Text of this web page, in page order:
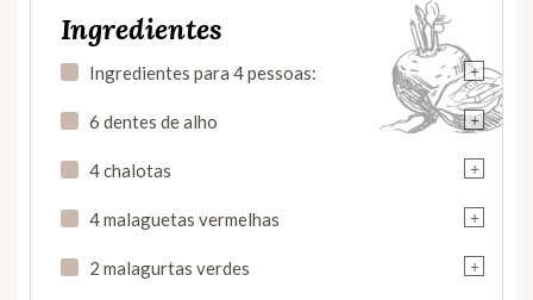
Ingredientes
+
Ingredientes para 4 pessoas:
+
6 dentes de alho
+
4 chalotas
+
4 malaguetas vermelhas
+
2 malagurtas verdes